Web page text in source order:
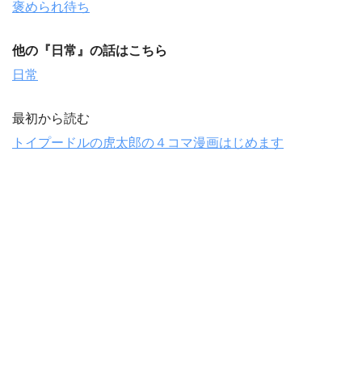
褒められ待ち
他の『 日常 』の話はこちら
日常
最初から読む
トイプードルの虎太郎の４コマ漫画はじめます